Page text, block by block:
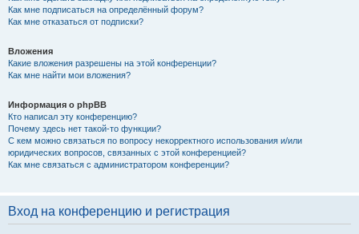
Как мне подписаться на определённый форум?
Как мне отказаться от подписки?
Вложения
Какие вложения разрешены на этой конференции?
Как мне найти мои вложения?
Информация о phpBB
Кто написал эту конференцию?
Почему здесь нет такой-то функции?
С кем можно связаться по вопросу некорректного использования и/или
юридических вопросов, связанных с этой конференцией?
Как мне связаться с администратором конференции?
Вход на конференцию и регистрация